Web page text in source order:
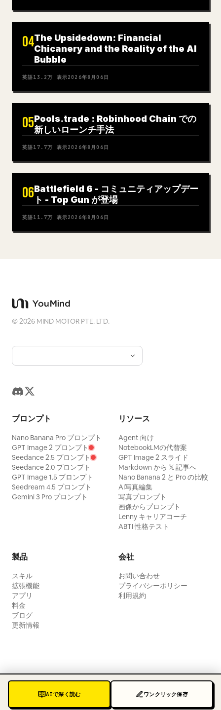
AIで深く読む ワンクリック保存
04The Upsidedown: Financial
Chicanery and the Reality of the AI
Bubble
英語13.2万 表示2026年8月06日
05Pools.trade : Robinhood Chain での
新しいローンチ手法
英語17.7万 表示2026年8月06日
06Battlefield 6 - コミュニティアップデー
ト - Top Gun が登場
英語11.7万 表示2026年8月06日
©2026 MIND MOTOR PTE. LTD.
プロンプト
Nano Banana Pro プロンプト
GPT Image 2 プロンプト
Seedance 2.5 プロンプト
Seedance 2.0 プロンプト
GPT Image 1.5 プロンプト
Seedream 4.5 プロンプト
Gemini 3 Pro プロンプト
リソース
Agent 向け
NotebookLMの代替案
GPT Image 2 スライド
Markdown から 𝕏 記事へ
Nano Banana 2 と Pro の比較
AI写真編集
写真プロンプト
画像からプロンプト
Lenny キャリアコーチ
ABTI 性格テスト
製品
スキル
拡張機能
アプリ
料金
ブログ
更新情報
会社
お問い合わせ
プライバシーポリシー
利用規約